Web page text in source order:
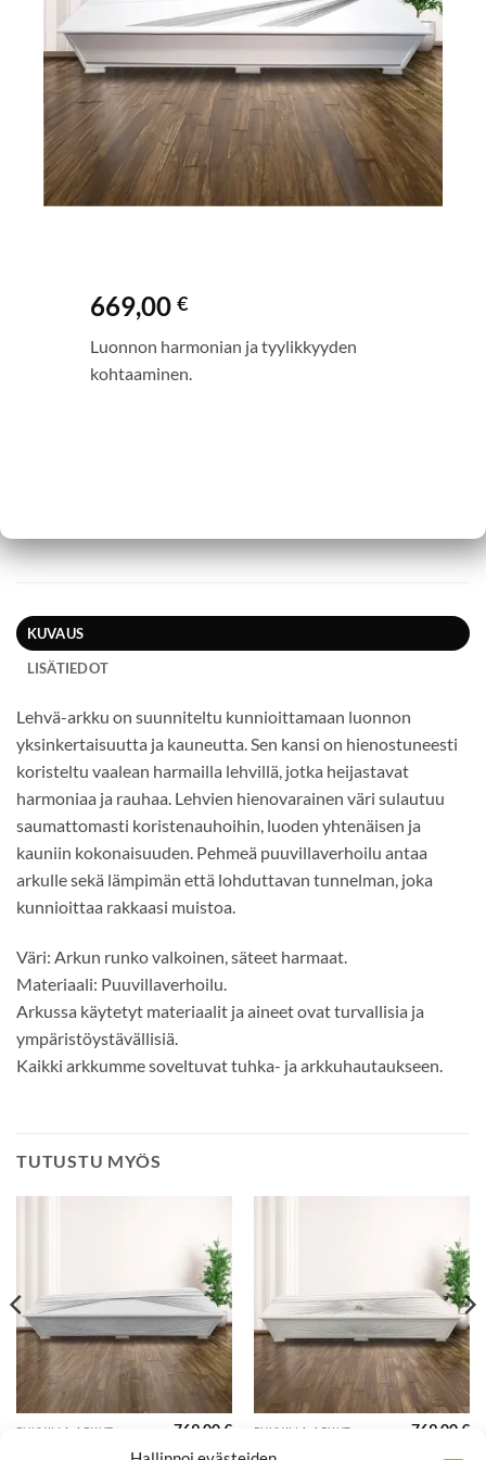
669,00 €
Luonnon harmonian ja tyylikkyyden
kohtaaminen.
KUVAUS
LISÄTIEDOT
Lehvä-arkku on suunniteltu kunnioittamaan luonnon
yksinkertaisuutta ja kauneutta. Sen kansi on hienostuneesti
koristeltu vaalean harmailla lehvillä, jotka heijastavat
harmoniaa ja rauhaa. Lehvien hienovarainen väri sulautuu
saumattomasti koristenauhoihin, luoden yhtenäisen ja
kauniin kokonaisuuden. Pehmeä puuvillaverhoilu antaa
arkulle sekä lämpimän että lohduttavan tunnelman, joka
kunnioittaa rakkaasi muistoa.
Väri: Arkun runko valkoinen, säteet harmaat.
Materiaali: Puuvillaverhoilu.
Arkussa käytetyt materiaalit ja aineet ovat turvallisia ja
ympäristöystävällisiä.
Kaikki arkkumme soveltuvat tuhka- ja arkkuhautaukseen.
TUTUSTU MYÖS
PUUVILLA-ARKUT 769,00 € PUUVILLA-ARKUT
Ruusunen
769,00 €